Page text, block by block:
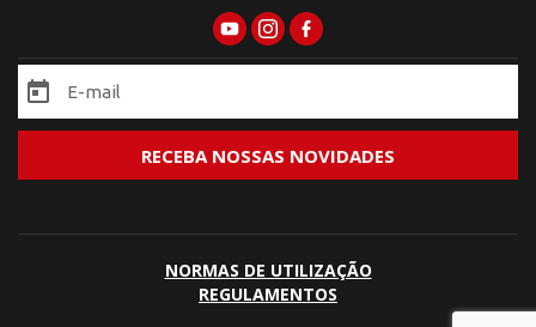
NORMAS DE UTILIZAÇÃO
REGULAMENTOS